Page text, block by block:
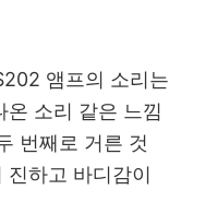
앰프의 소리는
온 소리 같은 느낌
번째로 거른 것
하고 바디감이